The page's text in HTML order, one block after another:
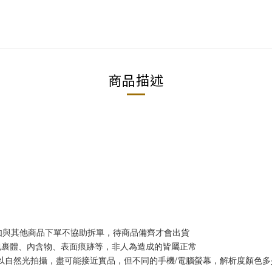
商品描述
其他商品下單不協助拆單，待商品備齊才會出貨
體、內含物、表面痕跡等，非人為造成的皆屬正常
然光拍攝，盡可能接近實品，但不同的手機/電腦螢幕，解析度顏色